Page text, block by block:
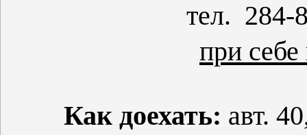
тел. 284-
при
Как доехать: авт.